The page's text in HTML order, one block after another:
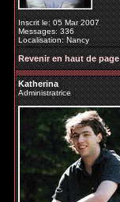
Inscrit le: 05 Mar 2007
Messages: 336
Localisation: Nancy
Revenir en haut de page
Katherina
Administratrice